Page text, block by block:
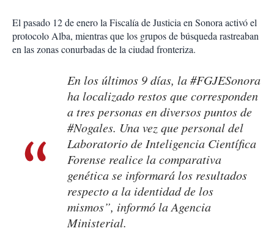
El pasado 12 de enero la Fiscalía de Justicia en Sonora activó el
protocolo Alba, mientras que los grupos de búsqueda rastreaban
en las zonas conurbadas de la ciudad fronteriza.
En los últimos 9 días, la #FGJESonora
ha localizado restos que corresponden
a tres personas en diversos puntos de
#Nogales. Una vez que personal del
Laboratorio de Inteligencia Científica
Forense realice la comparativa
genética se informará los resultados
respecto a la identidad de los
mismos”, informó la Agencia
Ministerial.